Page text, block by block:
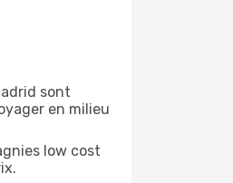
sont
en milieu
low cost